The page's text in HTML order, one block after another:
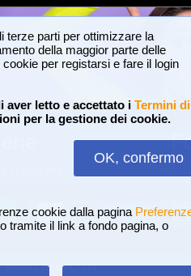
terze parti per ottimizzare la
della maggior parte delle
per registarsi e fare il login
aver letto e accettato i Termini di
per la gestione dei cookie.
OK, confermo
cookie dalla pagina
tramite il link a fondo pagina, o
FORUM
A A ?AIUTO
desaturata